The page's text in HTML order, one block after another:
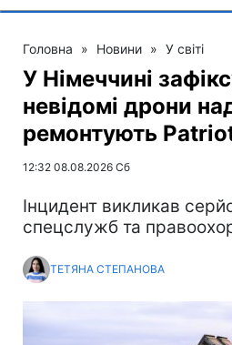
Головна » Новини » У світі
У Німеччині
невідомі дрони
ремонтують
12:32 08.08.2026 Сб
Інцидент викликав
спецслужб та
ТЕТЯНА СТЕПАНОВА